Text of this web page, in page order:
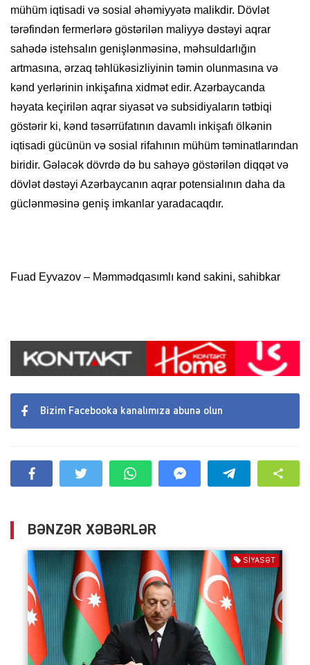
mühüm iqtisadi və sosial əhəmiyyətə malikdir. Dövlət
tərəfindən fermerlərə göstərilən maliyyə dəstəyi aqrar
sahədə istehsalın genişlənməsinə, məhsuldarlığın
artmasına, ərzaq təhlükəsizliyinin təmin olunmasına və
kənd yerlərinin inkişafına xidmət edir. Azərbaycanda
həyata keçirilən aqrar siyasət və subsidiyaların tətbiqi
göstərir ki, kənd təsərrüfatının davamlı inkişafı ölkənin
iqtisadi gücünün və sosial rifahının mühüm təminatlarından
biridir. Gələcək dövrdə də bu sahəyə göstərilən diqqət və
dövlət dəstəyi Azərbaycanın aqrar potensialının daha da
güclənməsinə geniş imkanlar yaradacaqdır.
Fuad Eyvazov – Məmmədqasımlı kənd sakini, sahibkar
Bizim Facebooka kanalımıza abunə olun
BƏNZƏR XƏBƏRLƏR
SIYASƏT